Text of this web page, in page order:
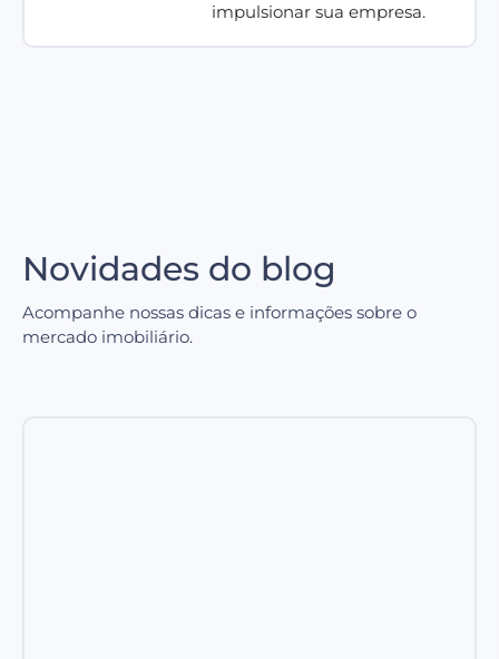
impulsionar sua empresa.
Novidades do blog
Acompanhe nossas dicas e informações sobre o
mercado imobiliário.